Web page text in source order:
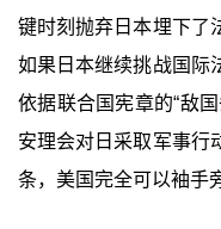
键时刻抛弃日本埋下了
如果日本继续挑战国际
依据联合国宪章的“敌
安理会对日采取军事行
条，美国完全可以袖手